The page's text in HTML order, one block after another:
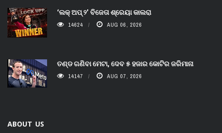
‘ଲକ୍ ଅପ୍ ୨’ ବିଜେତା ଶ୍ରେୟା କାଲରା
14624 AUG 06, 2026
ତଣ୍ଡ ଗଣିବା ମେଟା, ଦେବ ୫ ହଜାର କୋଟିର ଜରିମାନା
14147 AUG 07, 2026
ABOUT US